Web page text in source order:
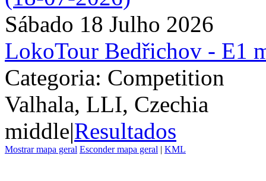
Sábado 18 Julho 2026
LokoTour Bedřichov - E1
Categoria: Competition
Valhala, LLI, Czechia
middle|Resultados
Mostrar mapa geral Esconder mapa geral | KML